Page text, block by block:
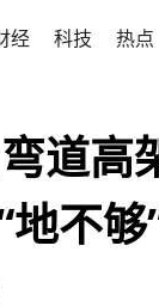
经 科技 热点
道高
不够